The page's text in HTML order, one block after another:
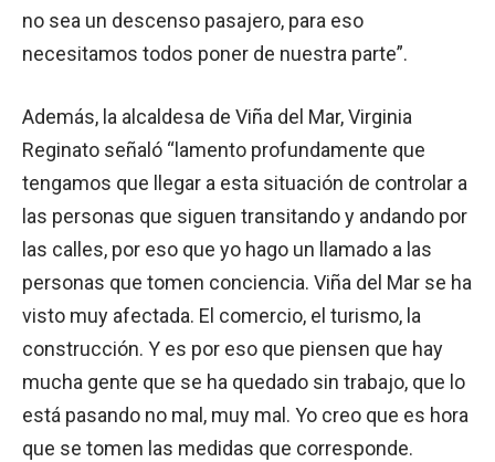
no sea un descenso pasajero, para eso
necesitamos todos poner de nuestra parte”.
Además, la alcaldesa de Viña del Mar, Virginia
Reginato señaló “lamento profundamente que
tengamos que llegar a esta situación de controlar a
las personas que siguen transitando y andando por
las calles, por eso que yo hago un llamado a las
personas que tomen conciencia. Viña del Mar se ha
visto muy afectada. El comercio, el turismo, la
construcción. Y es por eso que piensen que hay
mucha gente que se ha quedado sin trabajo, que lo
está pasando no mal, muy mal. Yo creo que es hora
que se tomen las medidas que corresponde.